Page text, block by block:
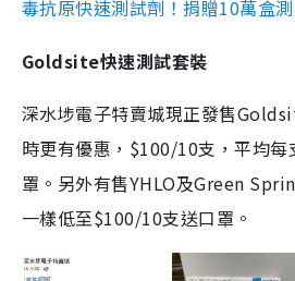
毒抗原快速測試劑！捐贈10萬盒
Goldsite快速測試套裝
深水埗電子特賣城現正發售
時更有優惠，$100/10支，平均每
罩。另外有售YHLO及Green
一樣低至$100/10支送口罩。